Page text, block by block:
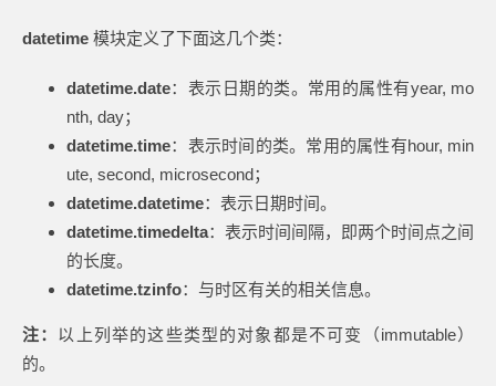
datetime 模块定义了下面这几个类：
datetime.date：表示日期的类。常用的属性有year, mo
nth, day；
datetime.time：表示时间的类。常用的属性有hour, min
ute, second, microsecond；
datetime.datetime：表示日期时间。
datetime.timedelta：表示时间间隔，即两个时间点之间
的长度。
datetime.tzinfo：与时区有关的相关信息。
注： 以上列举的这些类型的对象都是不可变（immutable）
的。